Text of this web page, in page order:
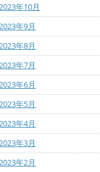
年10月
年9月
年8月
年7月
年6月
年5月
年4月
年3月
年2月